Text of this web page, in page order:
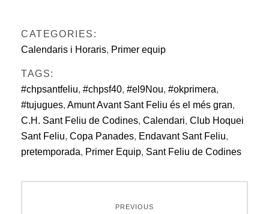
CATEGORIES:
Calendaris i Horaris, Primer equip
TAGS:
#chpsantfeliu, #chpsf40, #el9Nou, #okprimera,
#tujugues, Amunt Avant Sant Feliu és el més gran,
C.H. Sant Feliu de Codines, Calendari, Club Hoquei
Sant Feliu, Copa Panades, Endavant Sant Feliu,
pretemporada, Primer Equip, Sant Feliu de Codines
PREVIOUS